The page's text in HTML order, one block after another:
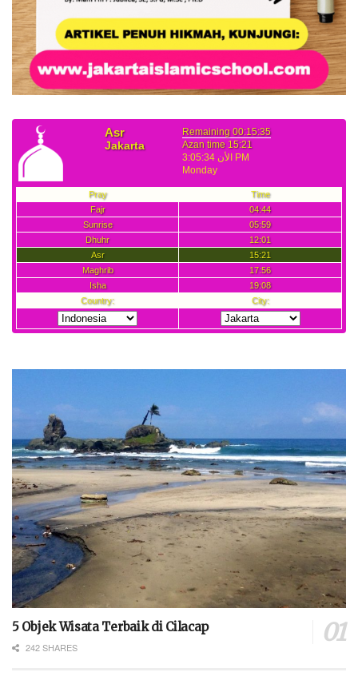
5 Objek Wisata Terbaik di Cilacap
242 SHARES